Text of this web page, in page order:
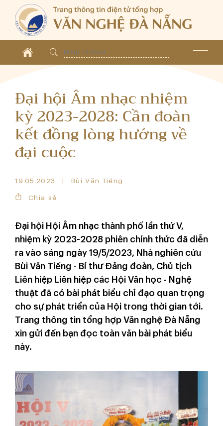
Đại hội Âm nhạc nhiệm
kỳ 2023-2028: Cần đoàn
kết đồng lòng hướng về
đại cuộc
19.05.2023 Bùi Văn Tiếng
Chia sẻ
Đại hội Hội Âm nhạc thành phố lần thứ V,
nhiệm kỳ 2023-2028 phiên chính thức đã diễn
ra vào sáng ngày 19/5/2023, Nhà nghiên cứu
Bùi Văn Tiếng - Bí thư Đảng đoàn, Chủ tịch
Liên hiệp Liên hiệp các Hội Văn học - Nghệ
thuật đã có bài phát biểu chỉ đạo quan trọng
cho sự phát triển của Hội trong thời gian tới.
Trang thông tin tổng hợp Văn nghệ Đà Nẵng
xin gửi đến bạn đọc toàn văn bài phát biểu
này.